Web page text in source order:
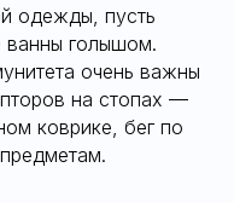
одежды, пусть
ванны голышом.
очень важны
на стопах —
коврике, бег по